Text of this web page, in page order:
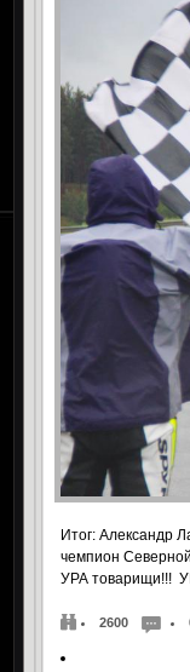
Итог: Александр
чемпион
УРА товарищи!!!
2600